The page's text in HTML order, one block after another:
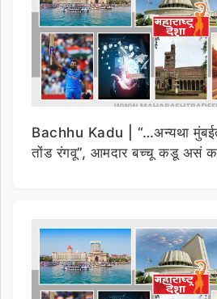
Bachhu Kadu | “…अन्यथा
तोंड रंगवू”, आमदार बच्चू कडू असं